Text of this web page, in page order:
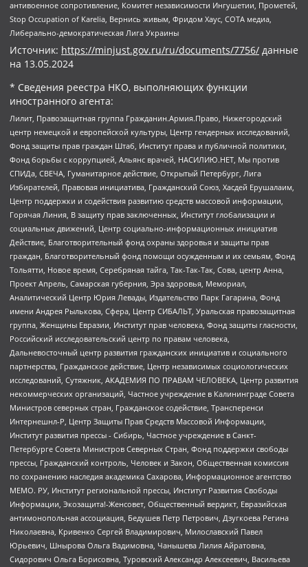
антивоенное сопротивление, Комитет независимости Ингушетии, Прометей,
Stop Occupation of Karelia, Вернись живым, Фридом Хаус, СОТА медиа,
Либерально-демократическая Лига Украины
Источник: https://minjust.gov.ru/ru/documents/7756/ данные
на 13.05.2024
* Сведения реестра НКО, выполняющих функции
иностранного агента:
Лилит, Правозащитная группа Гражданин.Армия.Право, Нижегородский
центр немецкой и европейской культуры, Центр гендерных исследований,
Фонд защиты прав граждан Штаб, Институт права и публичной политики,
Фонд борьбы с коррупцией, Альянс врачей, НАСИЛИЮ.НЕТ, Мы против
СПИДа, СВЕЧА, Гуманитарное действие, Открытый Петербург, Лига
Избирателей, Правовая инициатива, Гражданский Союз, Хасдей Ерушалаим,
Центр поддержки и содействия развитию средств массовой информации,
Горячая Линия, В защиту прав заключенных, Институт глобализации и
социальных движений, Центр социально-информационных инициатив
Действие, Благотворительный фонд охраны здоровья и защиты прав
граждан, Благотворительный фонд помощи осужденным и их семьям, Фонд
Тольятти, Новое время, Серебряная тайга, Так-Так-Так, Сова, центр Анна,
Проект Апрель, Самарская губерния, Эра здоровья, Мемориал,
Аналитический Центр Юрия Левады, Издательство Парк Гагарина, Фонд
имени Андрея Рылькова, Сфера, Центр СИБАЛЬТ, Уральская правозащитная
группа, Женщины Евразии, Институт прав человека, Фонд защиты гласности,
Российский исследовательский центр по правам человека,
Дальневосточный центр развития гражданских инициатив и социального
партнерства, Гражданское действие, Центр независимых социологических
исследований, Сутяжник, АКАДЕМИЯ ПО ПРАВАМ ЧЕЛОВЕКА, Центр развития
некоммерческих организаций, Частное учреждение в Калининграде Совета
Министров северных стран, Гражданское содействие, Трансперенси
Интернешнл-Р, Центр Защиты Прав Средств Массовой Информации,
Институт развития прессы - Сибирь, Частное учреждение в Санкт-
Петербурге Совета Министров Северных Стран, Фонд поддержки свободы
прессы, Гражданский контроль, Человек и Закон, Общественная комиссия
по сохранению наследия академика Сахарова, Информационное агентство
МЕМО. РУ, Институт региональной прессы, Институт Развития Свободы
Информации, Экозащита!-Женсовет, Общественный вердикт, Евразийская
антимонопольная ассоциация, Бедушев Петр Петрович, Дзугкоева Регина
Николаевна, Кривенко Сергей Владимирович, Милославский Павел
Юрьевич, Шнырова Ольга Вадимовна, Чанышева Лилия Айратовна,
Сидорович Ольга Борисовна, Туровский Александр Алексеевич, Васильева